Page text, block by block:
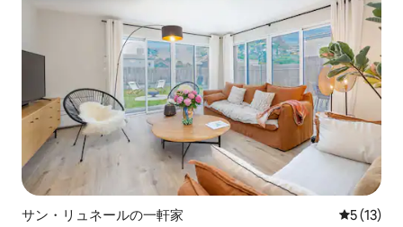
サン・リュネールの一軒家 レビュー
5 (13)